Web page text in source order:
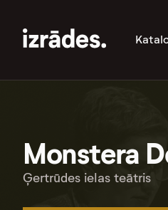
Monstera
Ģertrūdes ielas teātris